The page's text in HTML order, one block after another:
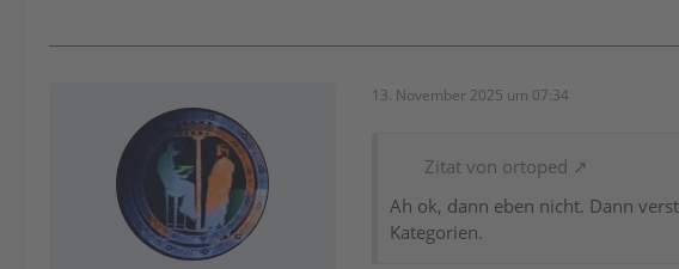
13. November 2025 um 07:34
Zitat von ortoped
Ah ok, dann eben nicht. Dann
Kategorien.